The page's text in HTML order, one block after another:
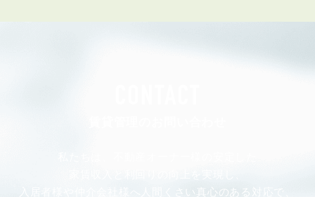
入居者様や仲介会社様へ人間くさい真心のある対応で、